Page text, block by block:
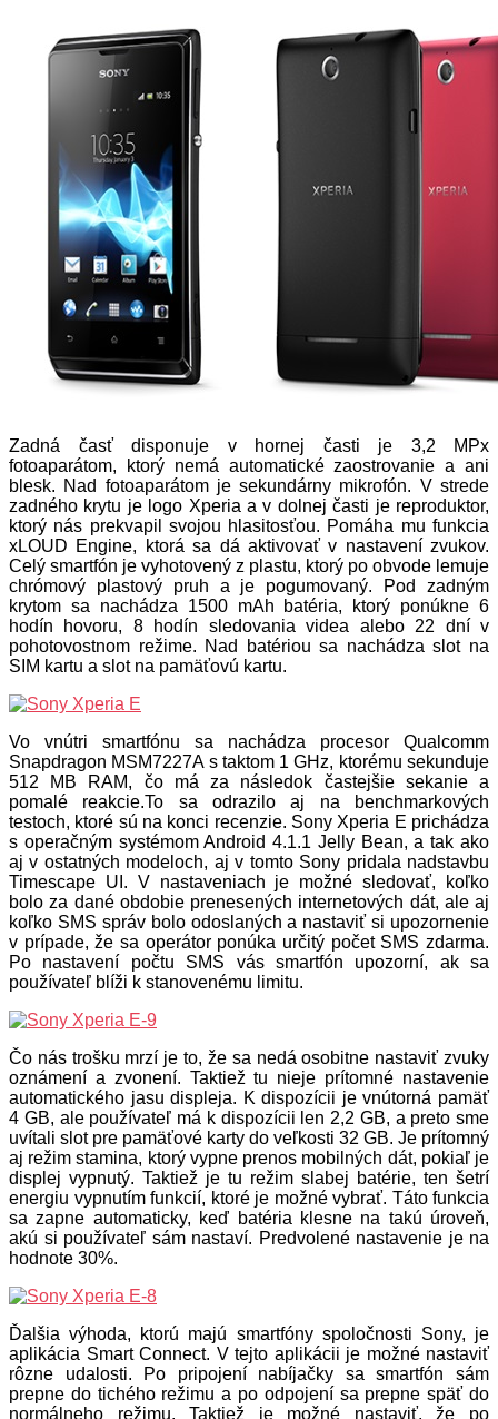
Zadná časť disponuje v hornej časti je 3,2 MPx
fotoaparátom, ktorý nemá automatické zaostrovanie a ani
blesk. Nad fotoaparátom je sekundárny mikrofón. V strede
zadného krytu je logo Xperia a v dolnej časti je reproduktor,
ktorý nás prekvapil svojou hlasitosťou. Pomáha mu funkcia
xLOUD Engine, ktorá sa dá aktivovať v nastavení zvukov.
Celý smartfón je vyhotovený z plastu, ktorý po obvode lemuje
chrómový plastový pruh a je pogumovaný. Pod zadným
krytom sa nachádza 1500 mAh batéria, ktorý ponúkne 6
hodín hovoru, 8 hodín sledovania videa alebo 22 dní v
pohotovostnom režime. Nad batériou sa nachádza slot na
SIM kartu a slot na pamäťovú kartu.
Vo vnútri smartfónu sa nachádza procesor Qualcomm
Snapdragon MSM7227A s taktom 1 GHz, ktorému sekunduje
512 MB RAM, čo má za následok častejšie sekanie a
pomalé reakcie.To sa odrazilo aj na benchmarkových
testoch, ktoré sú na konci recenzie. Sony Xperia E prichádza
s operačným systémom Android 4.1.1 Jelly Bean, a tak ako
aj v ostatných modeloch, aj v tomto Sony pridala nadstavbu
Timescape UI. V nastaveniach je možné sledovať, koľko
bolo za dané obdobie prenesených internetových dát, ale aj
koľko SMS správ bolo odoslaných a nastaviť si upozornenie
v prípade, že sa operátor ponúka určitý počet SMS zdarma.
Po nastavení počtu SMS vás smartfón upozorní, ak sa
používateľ blíži k stanovenému limitu.
Čo nás trošku mrzí je to, že sa nedá osobitne nastaviť zvuky
oznámení a zvonení. Taktiež tu nieje prítomné nastavenie
automatického jasu displeja. K dispozícii je vnútorná pamäť
4 GB, ale používateľ má k dispozícii len 2,2 GB, a preto sme
uvítali slot pre pamäťové karty do veľkosti 32 GB. Je prítomný
aj režim stamina, ktorý vypne prenos mobilných dát, pokiaľ je
displej vypnutý. Taktiež je tu režim slabej batérie, ten šetrí
energiu vypnutím funkcií, ktoré je možné vybrať. Táto funkcia
sa zapne automaticky, keď batéria klesne na takú úroveň,
akú si používateľ sám nastaví. Predvolené nastavenie je na
hodnote 30%.
Ďalšia výhoda, ktorú majú smartfóny spoločnosti Sony, je
aplikácia Smart Connect. V tejto aplikácii je možné nastaviť
rôzne udalosti. Po pripojení nabíjačky sa smartfón sám
prepne do tichého režimu a po odpojení sa prepne späť do
normálneho režimu. Taktiež je možné nastaviť, že po